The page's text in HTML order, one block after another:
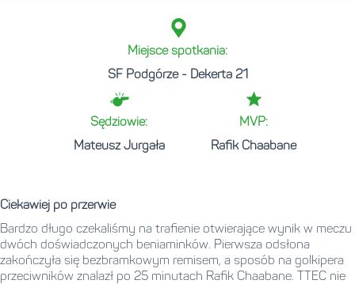
Miejsce spotkania:
SF Podgórze - Dekerta 21
Sędziowie:
Mateusz Jurgała
MVP:
Rafik Chaabane
Ciekawiej po przerwie
Bardzo długo czekaliśmy na trafienie otwierające wynik w meczu
dwóch doświadczonych beniaminków. Pierwsza odsłona
zakończyła się bezbramkowym remisem, a sposób na golkipera
przeciwników znalazł po 25 minutach Rafik Chaabane. TTEC nie